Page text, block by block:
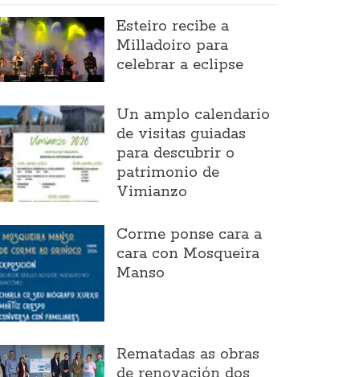
Esteiro recibe a
Milladoiro para
celebrar a eclipse
Un amplo calendario
de visitas guiadas
para descubrir o
patrimonio de
Vimianzo
Corme ponse cara a
cara con Mosqueira
Manso
Rematadas as obras